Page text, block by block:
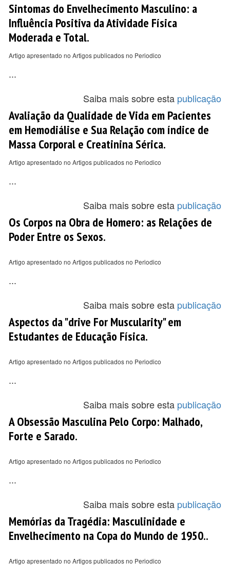
Sintomas do Envelhecimento Masculino: a
Influência Positiva da Atividade Física
Moderada e Total.
Artigo apresentado no Artigos publicados no Periodico
...
Saiba mais sobre esta publicação
Avaliação da Qualidade de Vida em Pacientes
em Hemodiálise e Sua Relação com índice de
Massa Corporal e Creatinina Sérica.
Artigo apresentado no Artigos publicados no Periodico
...
Saiba mais sobre esta publicação
Os Corpos na Obra de Homero: as Relações de
Poder Entre os Sexos.
Artigo apresentado no Artigos publicados no Periodico
...
Saiba mais sobre esta publicação
Aspectos da "drive For Muscularity" em
Estudantes de Educação Física.
Artigo apresentado no Artigos publicados no Periodico
...
Saiba mais sobre esta publicação
A Obsessão Masculina Pelo Corpo: Malhado,
Forte e Sarado.
Artigo apresentado no Artigos publicados no Periodico
...
Saiba mais sobre esta publicação
Memórias da Tragédia: Masculinidade e
Envelhecimento na Copa do Mundo de 1950..
Artigo apresentado no Artigos publicados no Periodico